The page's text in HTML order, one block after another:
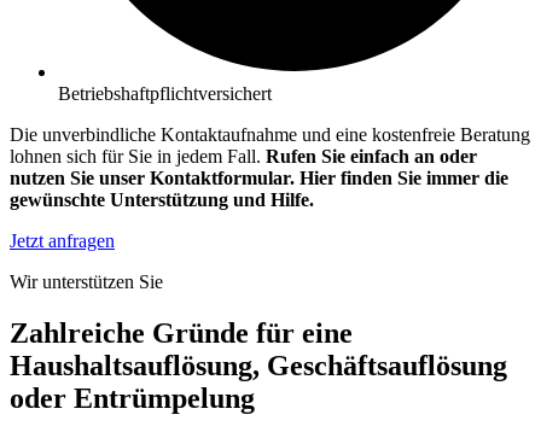
Betriebshaftpflichtversichert
Die unverbindliche Kontaktaufnahme und eine kostenfreie Beratung
lohnen sich für Sie in jedem Fall. Rufen Sie einfach an oder
nutzen Sie unser Kontaktformular. Hier finden Sie immer die
gewünschte Unterstützung und Hilfe.
Jetzt anfragen
Wir unterstützen Sie
Zahlreiche Gründe für eine
Haushaltsauflösung, Geschäftsauflösung
oder Entrümpelung